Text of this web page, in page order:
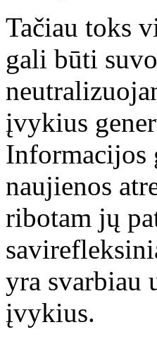
Tačiau toks
gali būti
įvykius
Informacijos
naujienos
ribotam jų
yra svarbiau
įvykius.